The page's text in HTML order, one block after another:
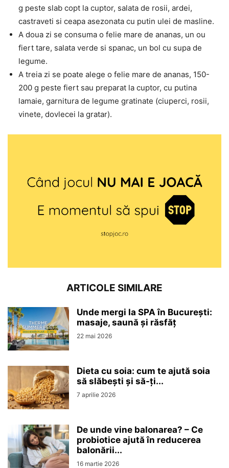
g peste slab copt la cuptor, salata de rosii, ardei,
castraveti si ceapa asezonata cu putin ulei de masline.
A doua zi se consuma o felie mare de ananas, un ou
fiert tare, salata verde si spanac, un bol cu supa de
legume.
A treia zi se poate alege o felie mare de ananas, 150-
200 g peste fiert sau preparat la cuptor, cu putina
lamaie, garnitura de legume gratinate (ciuperci, rosii,
vinete, dovlecei la gratar).
ARTICOLE SIMILARE
Unde mergi la SPA în București:
masaje, saună și răsfăț
22 mai 2026
Dieta cu soia: cum te ajută soia
să slăbești și să-ți...
7 aprilie 2026
De unde vine balonarea? – Ce
probiotice ajută în reducerea
balonării...
16 martie 2026